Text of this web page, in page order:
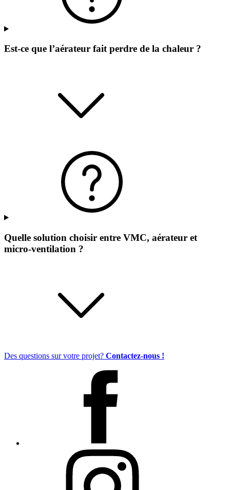
Est-ce que l’aérateur fait perdre de la chaleur ?
Quelle solution choisir entre VMC, aérateur et
micro-ventilation ?
Des questions sur votre projet? Contactez-nous !